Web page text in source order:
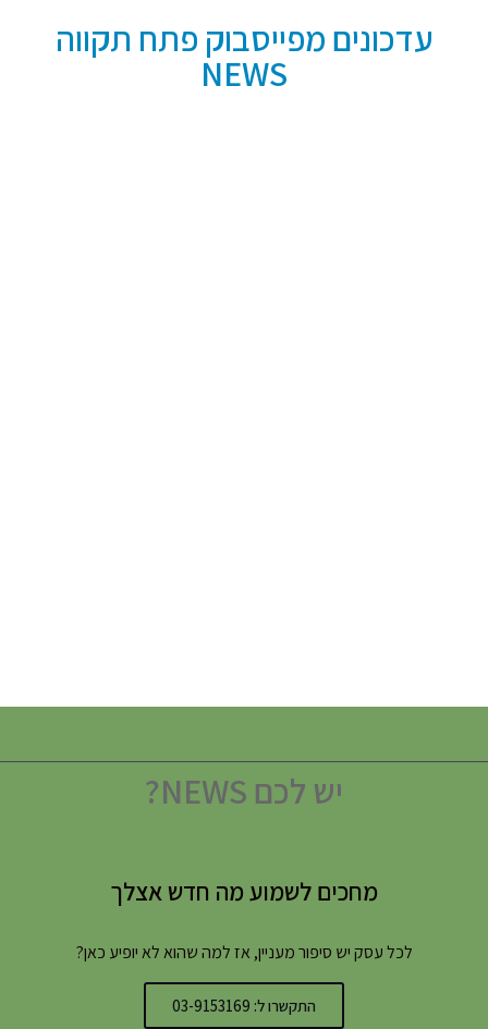
עדכונים מפייסבוק פתח תקווה
NEWS
יש לכם NEWS?
מחכים לשמוע מה חדש אצלך
לכל עסק יש סיפור מעניין, אז למה שהוא לא יופיע כאן?
התקשרו ל: 03-9153169